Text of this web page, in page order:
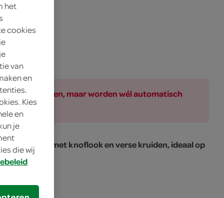
de producten, maar worden wél automatisch
met knoflook en verse kruiden, ideaal op
het
cookies
van
en
Kies
en
je
die wij